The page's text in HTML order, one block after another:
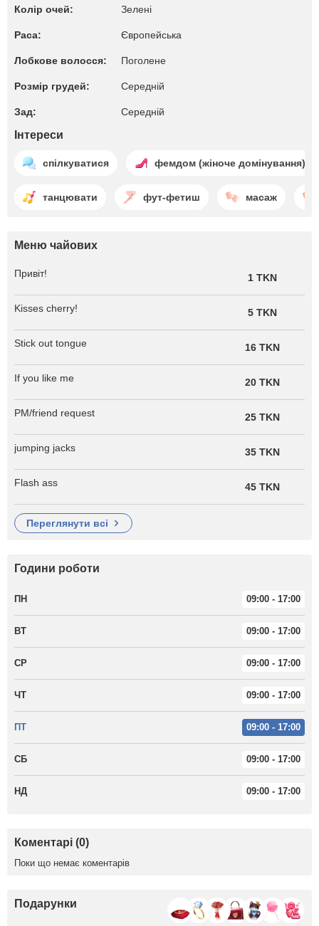
Колір очей: Зелені
Раса: Європейська
Лобкове волосся: Поголене
Розмір грудей: Середній
Зад: Середній
Інтереси
спілкуватися фемдом (жіноче домінування)
танцювати фут-фетиш масаж
Меню чайових
Привіт! 1 TKN
Kisses cherry! 5 TKN
Stick out tongue 16 TKN
If you like me 20 TKN
PM/friend request 25 TKN
jumping jacks 35 TKN
Flash ass 45 TKN
переглянути всі
Години роботи
ПН 09:00 - 17:00
ВТ 09:00 - 17:00
СР 09:00 - 17:00
ЧТ 09:00 - 17:00
ПТ 09:00 - 17:00
СБ 09:00 - 17:00
НД 09:00 - 17:00
Коментарі (0)
Поки що немає коментарів
Подарунки